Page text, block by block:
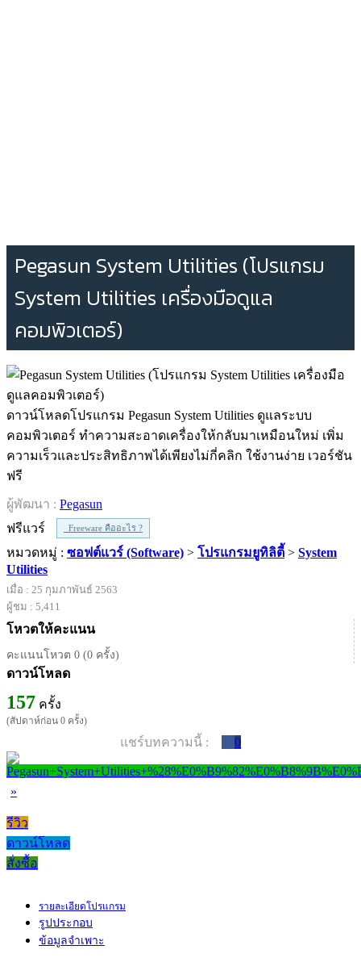
Pegasun System Utilities (โปรแกรม
System Utilities เครื่องมือดูแล
คอมพิวเตอร์)
ดาวน์โหลดโปรแกรม Pegasun System Utilities ดูแลระบบ
คอมพิวเตอร์ ทำความสะอาดเครื่องให้กลับมาเหมือนใหม่ เพิ่ม
ความเร็วและประสิทธิภาพได้เพียงไม่กี่คลิก ใช้งานง่าย เวอร์ชัน
ฟรี
ผู้พัฒนา : Pegasun
ฟรีแวร์
Freeware คืออะไร ?
หมวดหมู่ : ซอฟต์แวร์ (Software) > โปรแกรมยูทิลิตี้ > System
Utilities
เมื่อ : 25 กุมภาพันธ์ 2563
ผู้ชม : 5,411
โหวตให้คะแนน
คะแนนโหวต 0 (0 ครั้ง)
ดาวน์โหลด
157 ครั้ง
(สัปดาห์ก่อน 0 ครั้ง)
แชร์บทความนี้ : 0
»
รีวิว
ดาวน์โหลด
สั่งซื้อ
รายละเอียดโปรแกรม
รูปประกอบ
ข้อมูลจำเพาะ